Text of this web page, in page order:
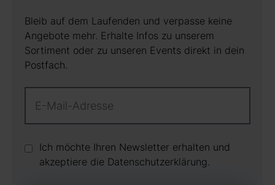
Bleib auf dem Laufenden und verpasse keine
Angebote mehr. Erhalte Infos zu unserem
Sortiment oder zu unseren Events direkt in dein
Postfach.
Ich möchte Ihren Newsletter erhalten und
akzeptiere die Datenschutz­erklärung.